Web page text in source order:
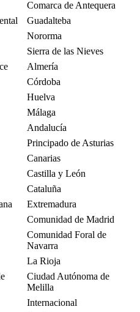
Comarca de Antequera
Guadalteba
Nororma
Sierra de las Nieves
Almería
Córdoba
Huelva
Málaga
Andalucía
Principado de Asturias
Canarias
Castilla y León
Cataluña
Extremadura
Comunidad de Madrid
Comunidad Foral de
Navarra
La Rioja
Ciudad Autónoma de
Melilla
Internacional